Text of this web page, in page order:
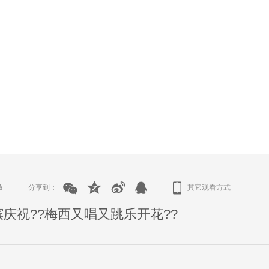
分享到： 其它观看方式
祝??梅西又唱又跳乐开花??